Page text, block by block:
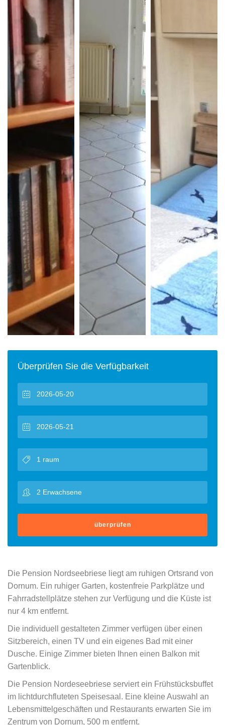
Überprüfen Sie die Verfügbarkeit
überprüfen
Die Pension Nordseebriese liegt am ruhigen Ortsrand von
Dornum. Ein ruhiger Garten, kostenfreie Parkplätze und
Fahrradstellplätze stehen zur Verfügung und die Küste ist
nur 4 km entfernt.
Die individuell gestalteten Zimmer verfügen über einen
Sitzbereich, einen TV und ein eigenes Bad mit einer
Dusche. Einige Zimmer bieten Ihnen einen Balkon mit
Gartenblick.
Die Pension Nordeseebriese serviert ein Frühstücksbuffet
im lichtdurchfluteten Speisesaal. Eine kleine Auswahl an
Lebensmittelgeschäften und Restaurants erwarten Sie im
Zentrum von Dornum, 500 m entfernt.